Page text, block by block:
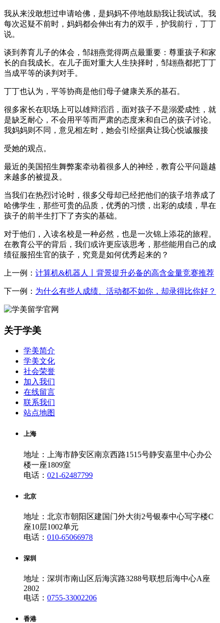
我从来没敢想过申请哈佛，是妈妈不停地鼓励我让我试试。我
每次迟疑不前时，妈妈都会伸出有力的双手，护我前行，丁丁
说。
谈到养育儿子的体会，邹翃燕觉得两点最重要：尊重孩子和家
长的自我成长。在儿子面对重大人生抉择时，邹翃燕都把丁丁
当成平等的谈判对手。
丁丁也认为，平等协商是他们母子健康关系的基石。
很多家长在职场上可以雄辩滔滔，面对孩子不是溺爱成性，就
是缺乏耐心，不会用平等而严肃的态度来和自己的孩子讨论。
我妈妈则不同，意见相左时，她会引经据典让我心悦诚服接
受她的观点。
最近的美国招生舞弊案牵动着很多人的神经，教育公平问题越
来越多的被提及。
当我们在热烈讨论时，很多父母却已经把他们的孩子培养成了
哈佛学生，那些可贵的品质，优秀的习惯，出彩的成绩，早在
孩子的前半生打下了夯实的基础。
对于他们，入读名校是一种必然，也是一次锦上添花的旅程。
在教育公平的背后，我们或许更应该思考，那些能用自己的成
绩征服招生官的孩子，究竟是如何优秀起来的？
上一例： 计算机&机器人丨背景提升必备的高含金量竞赛推荐
下一例： 为什么有些人成绩、活动都不如你，却录得比你好？
关于学美
学美简介
学美文化
社会荣誉
加入我们
在线留言
联系我们
站点地图
上海
地址：上海市静安区南京西路1515号静安嘉里中心办公
楼一座1809室
电话： 021-62487799
北京
地址：北京市朝阳区建国门外大街2号银泰中心写字楼C
座10层1002单元
电话： 010-65066978
深圳
地址：深圳市南山区后海滨路3288号联想后海中心A座
2802
电话： 0755-33002206
香港